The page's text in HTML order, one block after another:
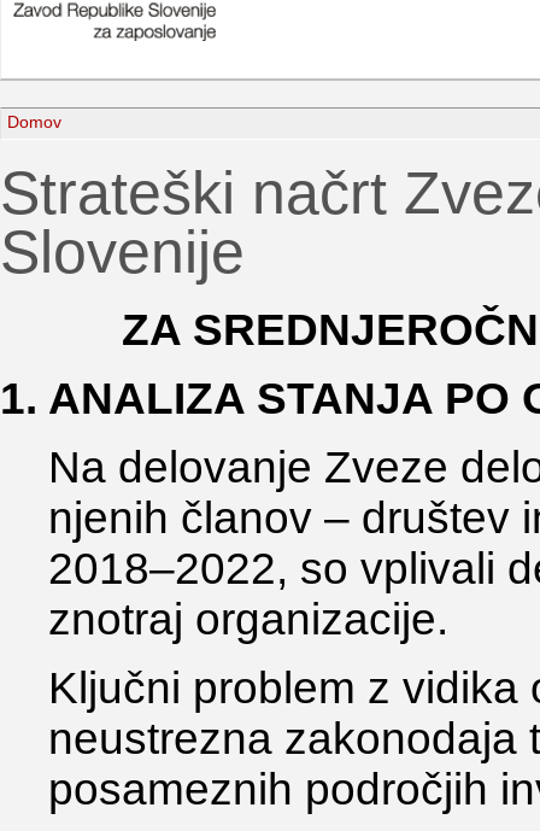
Domov
Strateški načrt
Slovenije
ZA
1. ANALIZA STANJA PO
Na delovanje Zveze
njenih članov – društev
2018–2022, so vplivali
znotraj organizacije.
Ključni problem z vidika
neustrezna zakonodaja
posameznih področjih